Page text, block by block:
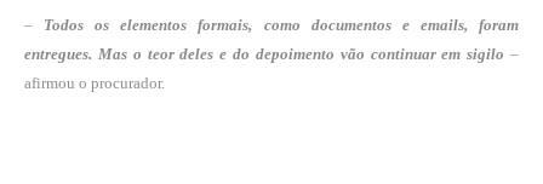
– Todos os elementos formais, como documentos e emails, foram
entregues. Mas o teor deles e do depoimento vão continuar em sigilo –
afirmou o procurador.